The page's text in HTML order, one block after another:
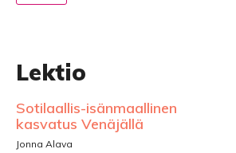
Lektio
Sotilaallis-isänmaallinen
kasvatus Venäjällä
Jonna Alava